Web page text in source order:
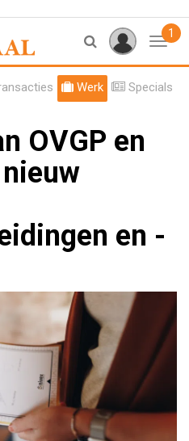
1
Werk Specials
OVGP en
en -